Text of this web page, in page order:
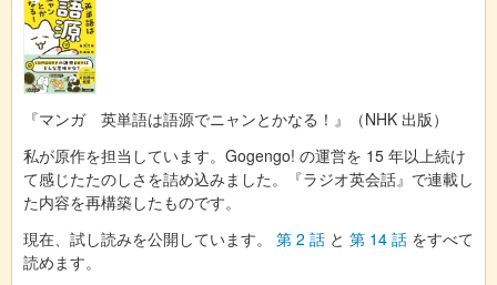
『マンガ 英単語は語源でニャンとかなる！』（NHK 出版）
私が原作を担当しています。Gogengo! の運営を 15 年以上続け
て感じたたのしさを詰め込みました。『ラジオ英会話』で連載し
た内容を再構築したものです。
現在、試し読みを公開しています。 第 2 話 と 第 14 話 をすべて
読めます。